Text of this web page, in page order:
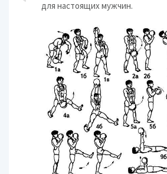
для настоящих мужчин.